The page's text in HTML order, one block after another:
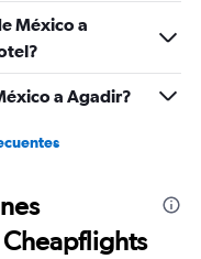
México a
a Agadir?